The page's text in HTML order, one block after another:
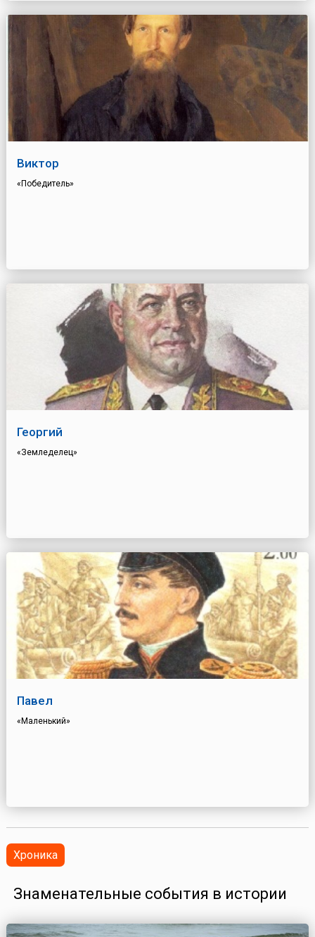
Виктор
«Победитель»
Георгий
«Земледелец»
Павел
«Маленький»
Хроника
Знаменательные события в истории